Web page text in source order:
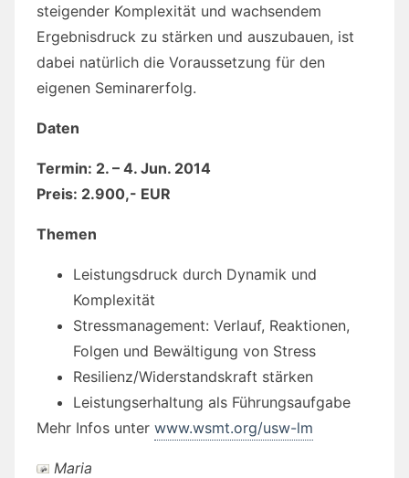
steigender Komplexität und wachsendem
Ergebnisdruck zu stärken und auszubauen, ist
dabei natürlich die Voraussetzung für den
eigenen Seminarerfolg.
Daten
Termin: 2. – 4. Jun. 2014
Preis: 2.900,- EUR
Themen
Leistungsdruck durch Dynamik und
Komplexität
Stressmanagement: Verlauf, Reaktionen,
Folgen und Bewältigung von Stress
Resilienz/Widerstandskraft stärken
Leistungserhaltung als Führungsaufgabe
Mehr Infos unter www.wsmt.org/usw-lm
Maria